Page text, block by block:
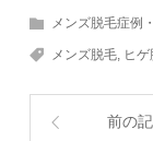
メンズ脱毛症例
メンズ脱毛, ヒ
前の